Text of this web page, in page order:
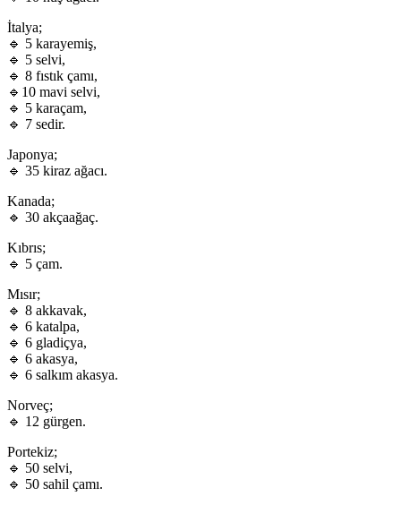
İtalya;
🔹 5 karayemiş,
🔹 5 selvi,
🔹 8 fıstık çamı,
🔹10 mavi selvi,
🔹 5 karaçam,
🔹 7 sedir.
Japonya;
🔹 35 kiraz ağacı.
Kanada;
🔹 30 akçaağaç.
Kıbrıs;
🔹 5 çam.
Mısır;
🔹 8 akkavak,
🔹 6 katalpa,
🔹 6 gladiçya,
🔹 6 akasya,
🔹 6 salkım akasya.
Norveç;
🔹 12 gürgen.
Portekiz;
🔹 50 selvi,
🔹 50 sahil çamı.